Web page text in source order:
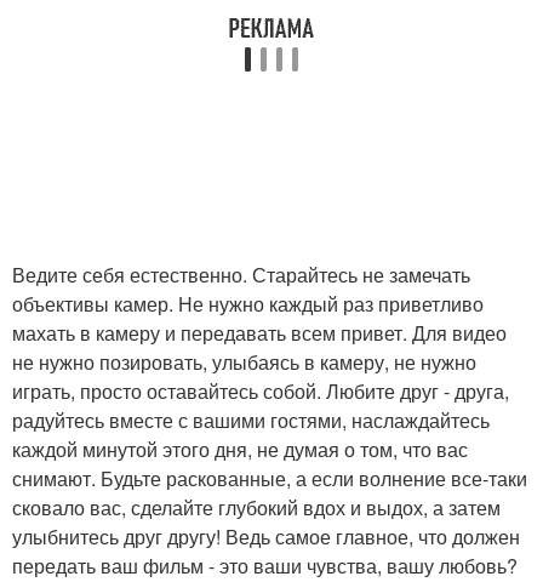
Ведите себя естественно. Старайтесь не замечать
объективы камер. Не нужно каждый раз приветливо
махать в камеру и передавать всем привет. Для видео
не нужно позировать, улыбаясь в камеру, не нужно
играть, просто оставайтесь собой. Любите друг - друга,
радуйтесь вместе с вашими гостями, наслаждайтесь
каждой минутой этого дня, не думая о том, что вас
снимают. Будьте раскованные, а если волнение все-таки
сковало вас, сделайте глубокий вдох и выдох, а затем
улыбнитесь друг другу! Ведь самое главное, что должен
передать ваш фильм - это ваши чувства, вашу любовь?